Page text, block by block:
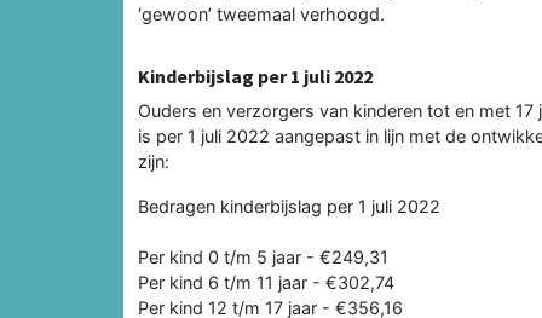
‘gewoon’ tweemaal verhoogd.
Kinderbijslag per 1 juli 2022
Ouders en verzorgers van kinderen tot en met
is per 1 juli 2022 aangepast in lijn met de
zijn:
Bedragen kinderbijslag per 1 juli 2022
Per kind 0 t/m 5 jaar - €249,31
Per kind 6 t/m 11 jaar - €302,74
Per kind 12 t/m 17 jaar - €356,16